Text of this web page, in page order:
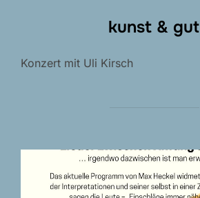
kunst & gut
Konzert mit Uli Kirsch